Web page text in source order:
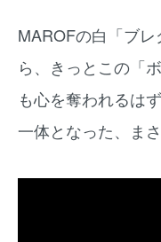
MAROFの白「ブ
ら、きっとこの「
も心を奪われるは
一体となった、ま